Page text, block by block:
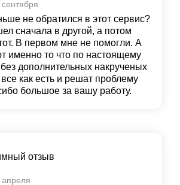
не обратился в этот сервис?
сначала в другой, а потом
В первом мне не помогли. А
именно то что по настоящему
дополнительных накрученых
все как есть и решат проблему
большое за вашу работу.
отзыв